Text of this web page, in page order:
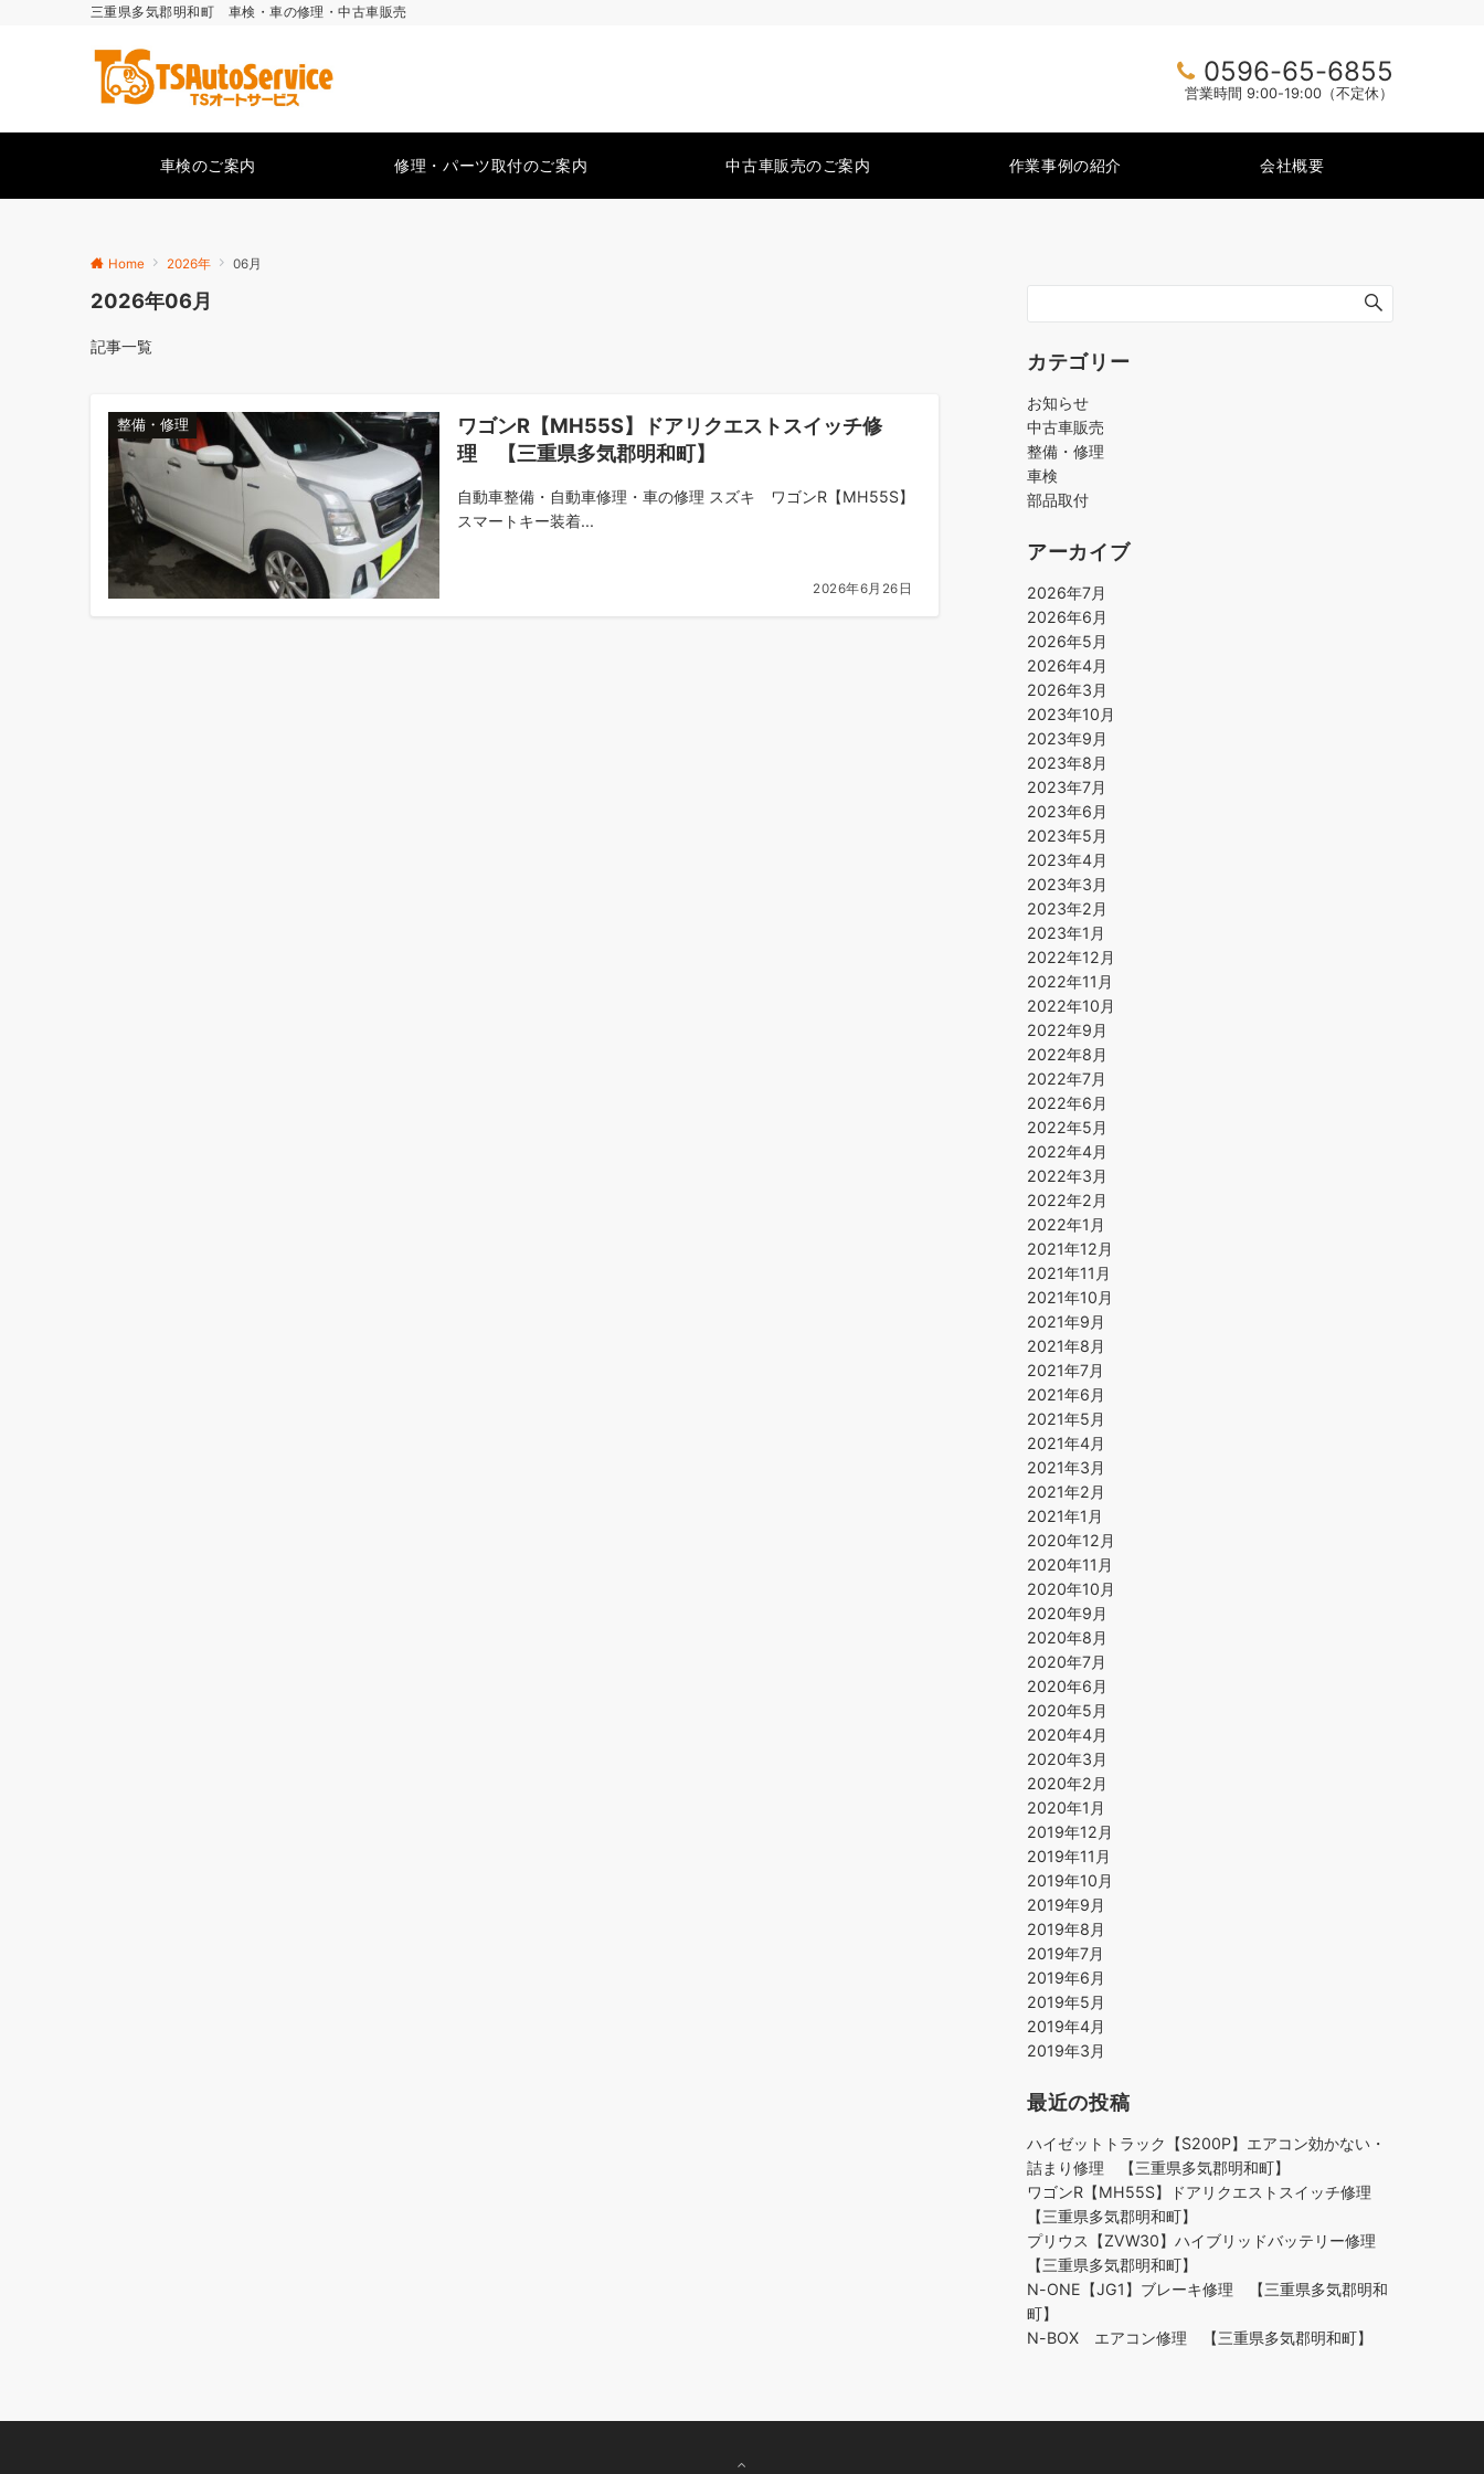
三重県多気郡明和町 車検・車の修理・中古車販売
0596-65-6855
営業時間 9:00-19:00（不定休）
車検のご案内 修理・パーツ取付のご案内 中古車販売のご案内 作業事例の紹介 会社概要
Home 2026年 06月
2026年06月
記事一覧
整備・修理
ワゴンR【MH55S】ドアリクエストスイッチ修
理 【三重県多気郡明和町】
自動車整備・自動車修理・車の修理 スズキ ワゴンR【MH55S】
スマートキー装着...
2026年6月26日
カテゴリー
お知らせ
中古車販売
整備・修理
車検
部品取付
アーカイブ
2026年7月
2026年6月
2026年5月
2026年4月
2026年3月
2023年10月
2023年9月
2023年8月
2023年7月
2023年6月
2023年5月
2023年4月
2023年3月
2023年2月
2023年1月
2022年12月
2022年11月
2022年10月
2022年9月
2022年8月
2022年7月
2022年6月
2022年5月
2022年4月
2022年3月
2022年2月
2022年1月
2021年12月
2021年11月
2021年10月
2021年9月
2021年8月
2021年7月
2021年6月
2021年5月
2021年4月
2021年3月
2021年2月
2021年1月
2020年12月
2020年11月
2020年10月
2020年9月
2020年8月
2020年7月
2020年6月
2020年5月
2020年4月
2020年3月
2020年2月
2020年1月
2019年12月
2019年11月
2019年10月
2019年9月
2019年8月
2019年7月
2019年6月
2019年5月
2019年4月
2019年3月
最近の投稿
ハイゼットトラック【S200P】エアコン効かない・
詰まり修理 【三重県多気郡明和町】
ワゴンR【MH55S】ドアリクエストスイッチ修理
【三重県多気郡明和町】
プリウス【ZVW30】ハイブリッドバッテリー修理
【三重県多気郡明和町】
N-ONE【JG1】ブレーキ修理 【三重県多気郡明和
町】
N-BOX エアコン修理 【三重県多気郡明和町】